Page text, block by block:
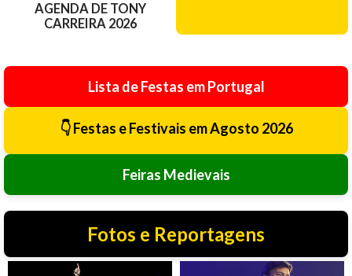
AGENDA DE TONY
CARREIRA 2026
Lista de Festas em Portugal
👇 Festas e Festivais em Agosto 2026
Feiras Medievais
Fotos e Reportagens